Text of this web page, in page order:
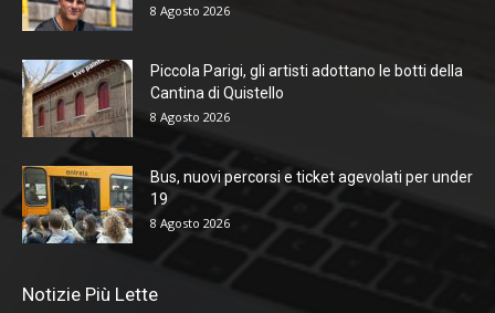
8 Agosto 2026
Piccola Parigi, gli artisti adottano le botti della
Cantina di Quistello
8 Agosto 2026
Bus, nuovi percorsi e ticket agevolati per under
19
8 Agosto 2026
Notizie Più Lette